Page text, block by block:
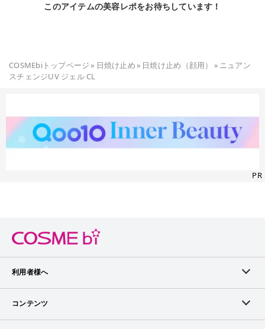
このアイテムの美容レポをお待ちしています！
COSMEbiトップページ» 日焼け止め» 日焼け止め（顔用） » ニュアン
スチェンジUV ジェル CL
PR
利用者様へ
メンバーログイン
コンテンツ